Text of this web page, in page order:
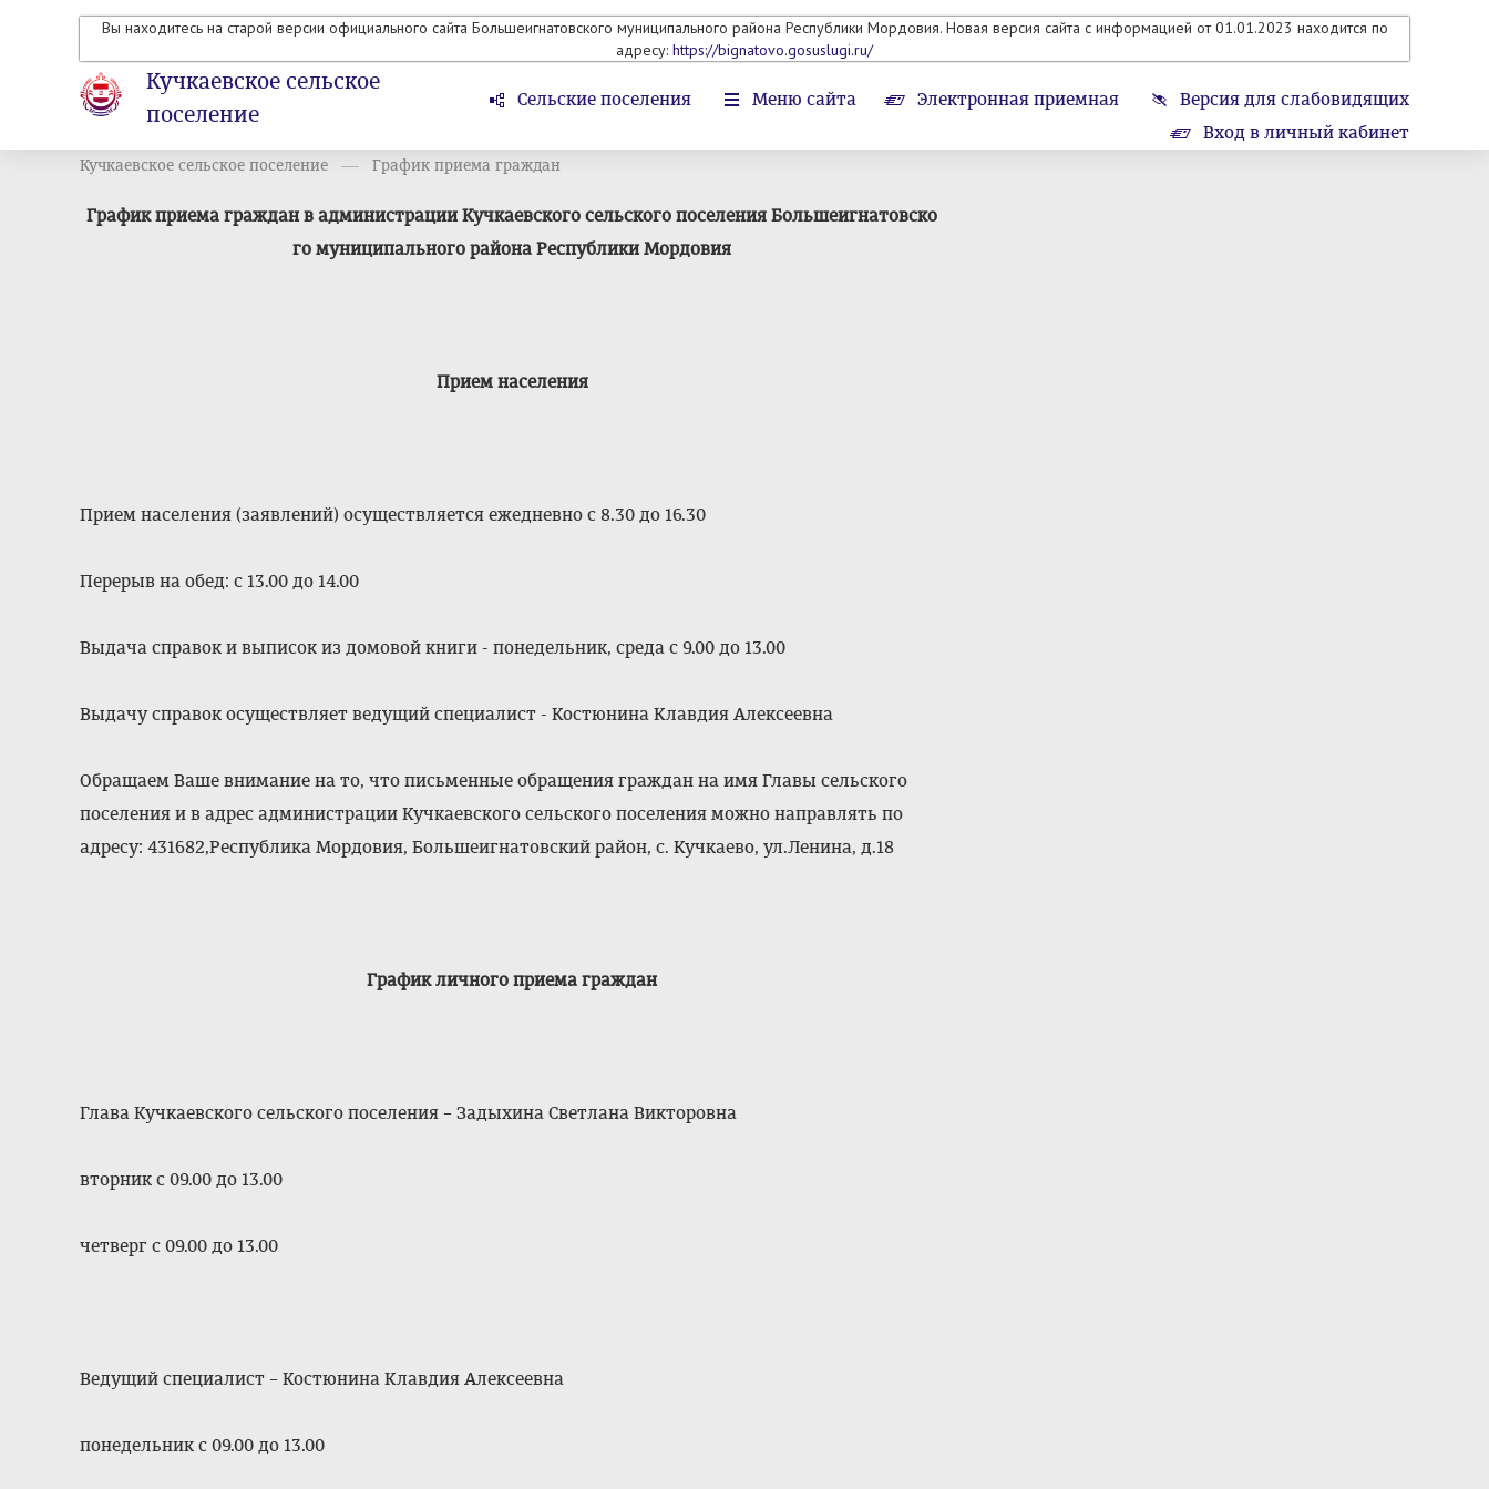
Вы находитесь на старой версии официального сайта Большеигнатовского муниципального района Республики Мордовия. Новая версия сайта с информацией от 01.01.2023 находится по
адресу: https://bignatovo.gosuslugi.ru/
Кучкаевское сельское
поселение
Сельские поселения Меню сайта Электронная приемная
Версия для слабовидящих
Вход в личный кабинет
Кучкаевское сельское поселение График приема граждан
График приема граждан в администрации Кучкаевского сельского поселения Большеигнатовско
го муниципального района Республики Мордовия
Прием населения
Прием населения (заявлений) осуществляется ежедневно с 8.30 до 16.30
Перерыв на обед: с 13.00 до 14.00
Выдача справок и выписок из домовой книги - понедельник, среда с 9.00 до 13.00
Выдачу справок осуществляет ведущий специалист - Костюнина Клавдия Алексеевна
Обращаем Ваше внимание на то, что письменные обращения граждан на имя Главы сельского
поселения и в адрес администрации Кучкаевского сельского поселения можно направлять по
адресу: 431682,Республика Мордовия, Большеигнатовский район, с. Кучкаево, ул.Ленина, д.18
График личного приема граждан
Глава Кучкаевского сельского поселения – Задыхина Светлана Викторовна
вторник с 09.00 до 13.00
четверг с 09.00 до 13.00
Ведущий специалист – Костюнина Клавдия Алексеевна
понедельник с 09.00 до 13.00